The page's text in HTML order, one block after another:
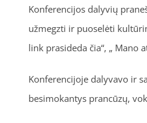
Konferencijos dalyvių
užmegzti ir puoselėti
link prasideda čia“, „ Mano
Konferencijoje dalyvavo ir
besimokantys prancūzų,